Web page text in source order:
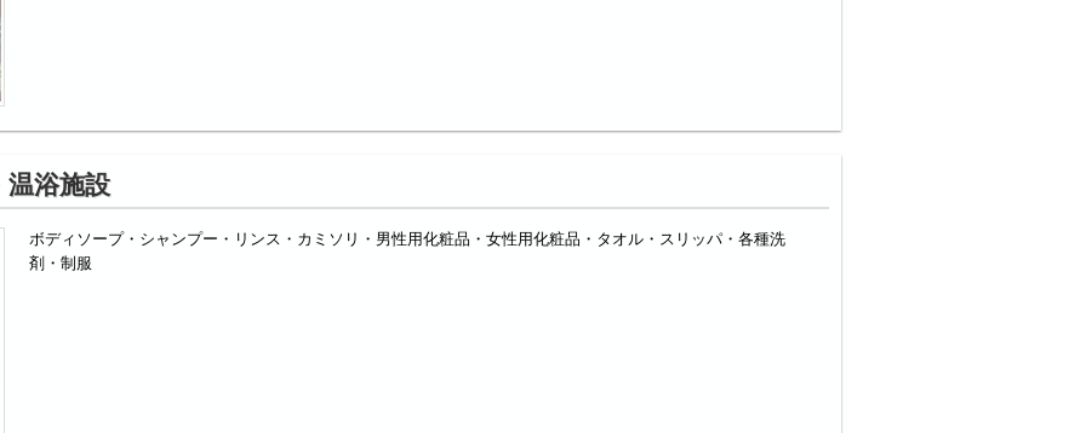
浴施設
ボディソープ・シャンプー・リンス・カミソリ・男性用化粧品・女性用化粧品・タオル・スリッパ・各種洗
剤・制服